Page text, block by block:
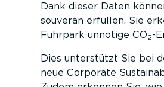
Dank dieser Daten
souverän erfüllen. Sie
Fuhrpark unnötige CO2-
Dies unterstützt Sie bei
neue Corporate